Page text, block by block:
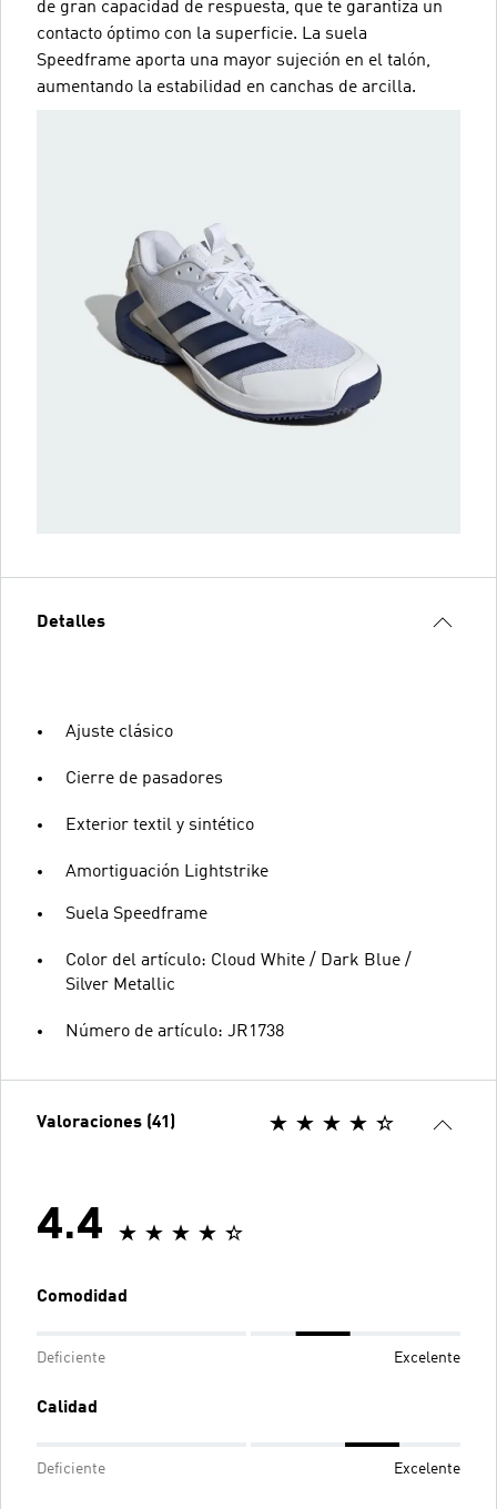
de gran capacidad de respuesta, que te garantiza un
contacto óptimo con la superficie. La suela
Speedframe aporta una mayor sujeción en el talón,
aumentando la estabilidad en canchas de arcilla.
Detalles
Ajuste clásico
Cierre de pasadores
Exterior textil y sintético
Amortiguación Lightstrike
Suela Speedframe
Color del artículo: Cloud White / Dark Blue /
Silver Metallic
Número de artículo: JR1738
Valoraciones (41)
4.4
Comodidad
Deficiente Excelente
Calidad
Deficiente Excelente